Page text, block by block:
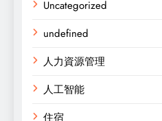
Uncategorized
undefined
人力資源管理
人工智能
住宿